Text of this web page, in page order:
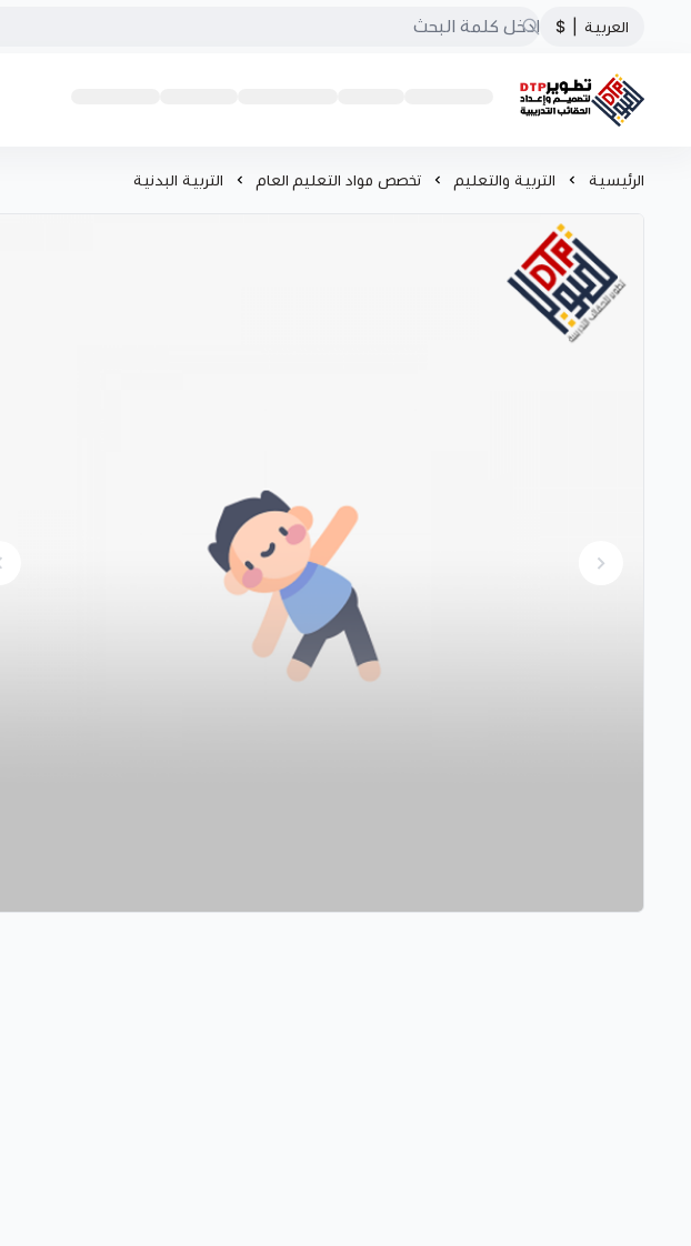
العربية $
تطوير الحقائب التدريبية
الرئيسية التربية والتعليم تخصص مواد التعليم العام التربية البدنية